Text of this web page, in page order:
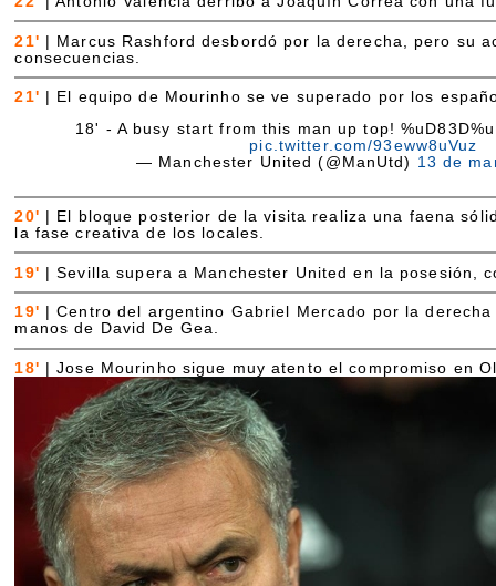
21' | Marcus Rashford desbordó por la derecha, pero su
consecuencias.
21'
El equipo de Mourinho se ve superado por los
18' - A busy start from this man up top!
pic.twitter.com/93eww8uVuz
— Manchester United (@ManUtd) 13 de
20'
El bloque posterior de la visita realiza una faena
la fase creativa de los locales.
19' |Sevilla supera a Manchester United en la posesión,
19' |Centro del argentino Gabriel Mercado por la
manos de David De Gea.
18' |Jose Mourinho sigue muy atento el compromiso en